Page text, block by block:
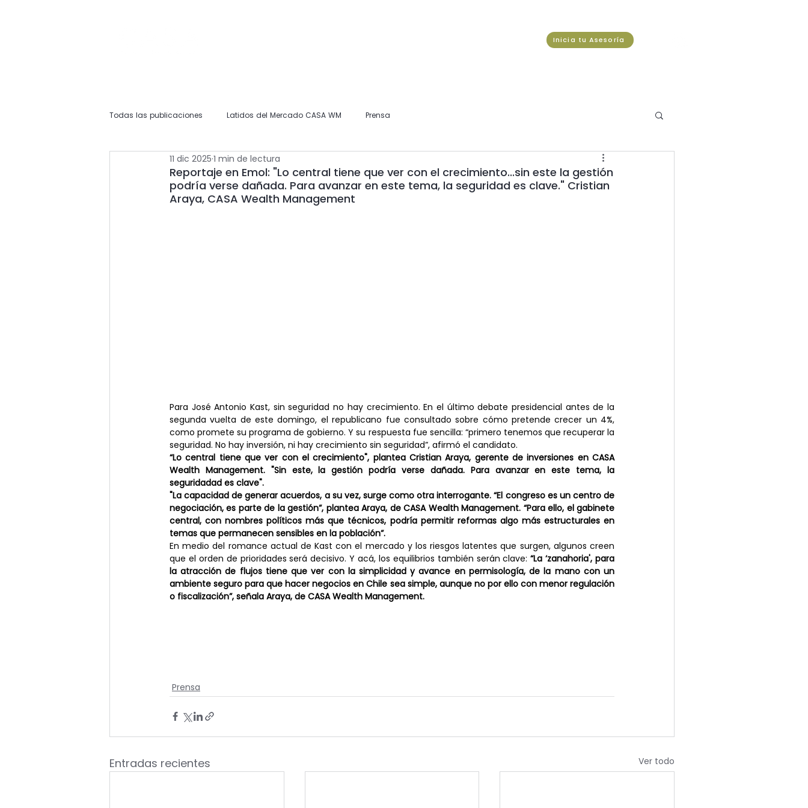
Inicia tu Asesoría
Todas las publicaciones Latidos del Mercado CASA WM Prensa
Reportaje en Emol: "Lo central tiene que ver con el crecimiento...sin este la gestión
podría verse dañada. Para avanzar en este tema, la seguridad es clave." Cristian
Araya, CASA Wealth Management
11 dic 2025 1 min de lectura
Para José Antonio Kast, sin seguridad no hay crecimiento. En el último debate presidencial antes de la
segunda vuelta de este domingo, el republicano fue consultado sobre cómo pretende crecer un 4%,
como promete su programa de gobierno. Y su respuesta fue sencilla: “primero tenemos que recuperar la
seguridad. No hay inversión, ni hay crecimiento sin seguridad”, afirmó el candidato.
“Lo central tiene que ver con el crecimiento", plantea Cristian Araya, gerente de inversiones en CASA
Wealth Management. "Sin este, la gestión podría verse dañada. Para avanzar en este tema, la
seguridadad es clave".
"La capacidad de generar acuerdos, a su vez, surge como otra interrogante. “El congreso es un centro de
negociación, es parte de la gestión”, plantea Araya, de CASA Wealth Management. “Para ello, el gabinete
central, con nombres políticos más que técnicos, podría permitir reformas algo más estructurales en
temas que permanecen sensibles en la población”.
En medio del romance actual de Kast con el mercado y los riesgos latentes que surgen, algunos creen
que el orden de prioridades será decisivo. Y acá, los equilibrios también serán clave: “La ‘zanahoria', para
la atracción de flujos tiene que ver con la simplicidad y avance en permisología, de la mano con un
ambiente seguro para que hacer negocios en Chile sea simple, aunque no por ello con menor regulación
o fiscalización”, señala Araya, de CASA Wealth Management.
Prensa
Entradas recientes Ver todo